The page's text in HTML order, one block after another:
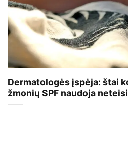
Dermatologės įspėja: štai
žmonių SPF naudoja